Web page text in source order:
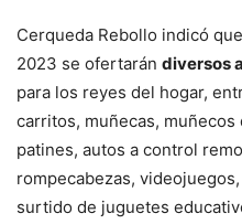
Cerqueda Rebollo indicó
2023 se ofertarán diversos
para los reyes del hogar,
carritos, muñecas,
patines, autos a control
rompecabezas,
surtido de juguetes